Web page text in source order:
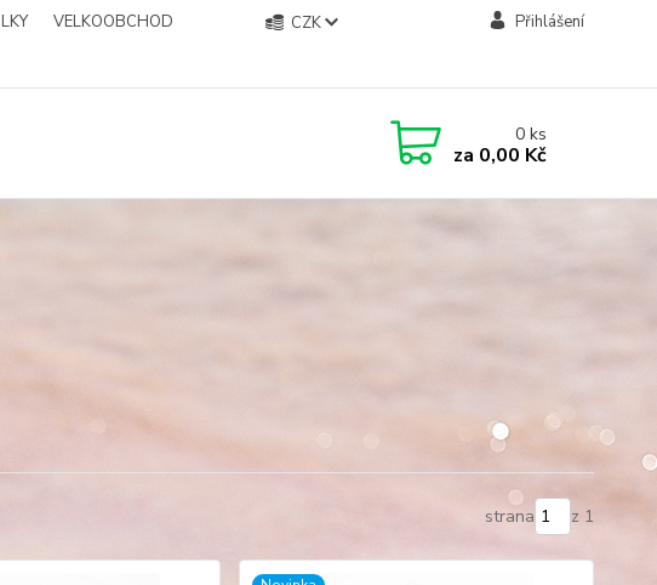
VELKOOBCHOD
CZK Přihlášení
0ks
za 0,00 Kč
strana z 1